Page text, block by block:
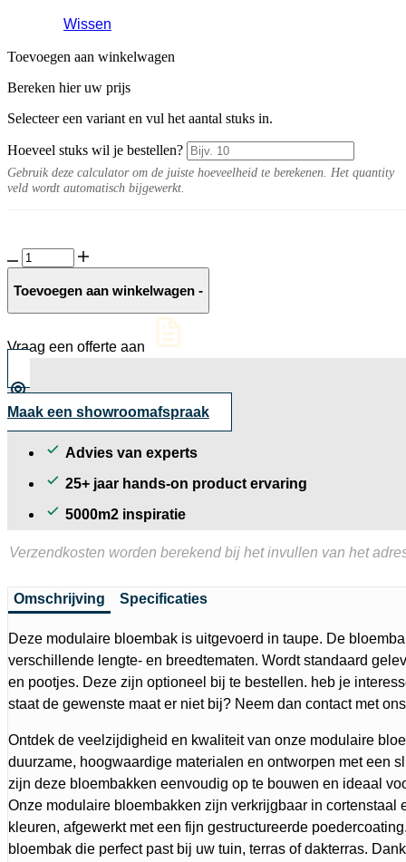
Wissen
Toevoegen aan winkelwagen
Bereken hier uw prijs
Selecteer een variant en vul het aantal stuks in.
Hoeveel stuks wil je bestellen?
Gebruik deze calculator om de juiste hoeveelheid te berekenen. Het quantity
veld wordt automatisch bijgewerkt.
Bloembak
Modulair
Taupe
hoog
Toevoegen aan winkelwagen -
Vraag een offerte aan
Maak een showroomafspraak
Advies van experts
25+ jaar hands-on product ervaring
5000m2 inspiratie
Verzendkosten worden berekend bij het invullen van het
Omschrijving Specificaties
Deze modulaire bloembak is uitgevoerd in taupe. De
verschillende lengte- en breedtematen. Wordt standaard
en pootjes. Deze zijn optioneel bij te bestellen. heb je
staat de gewenste maat er niet bij? Neem dan contact met
Ontdek de veelzijdigheid en kwaliteit van onze modulaire
duurzame, hoogwaardige materialen en ontworpen met een
zijn deze bloembakken eenvoudig op te bouwen en ideaal
Onze modulaire bloembakken zijn verkrijgbaar in cortenstaal
kleuren, afgewerkt met een fijn gestructureerde
bloembak die perfect past bij uw tuin, terras of dakterras.